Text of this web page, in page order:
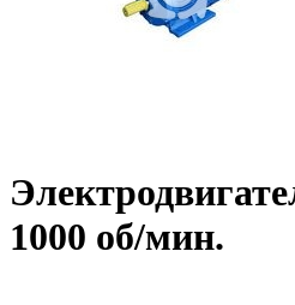
1000 об/мин.